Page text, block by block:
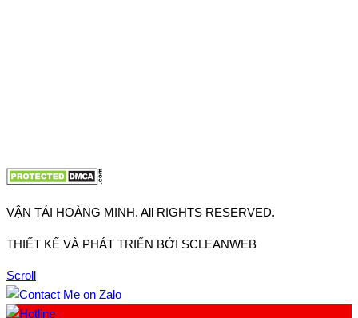
VẬN TẢI HOÀNG MINH. All RIGHTS RESERVED.
THIẾT KẾ VÀ PHÁT TRIỂN BỞI SCLEANWEB
Scroll